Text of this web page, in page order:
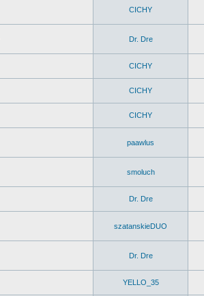
CICHY
Dr. Dre
CICHY
CICHY
CICHY
paawlus
smoluch
Dr. Dre
szatanskieDUO
Dr. Dre
YELLO_35